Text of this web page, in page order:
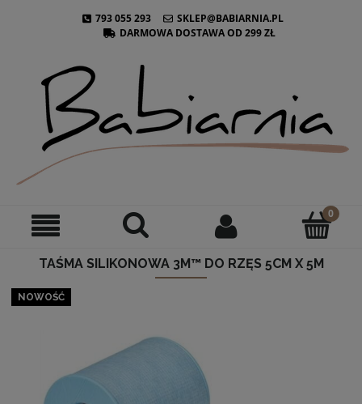
793 055 293
SKLEP@BABIARNIA.PL
DARMOWA DOSTAWA OD 299 ZŁ
TAŚMA SILIKONOWA 3M™ DO RZĘS 5CM X 5M
NOWOŚĆ